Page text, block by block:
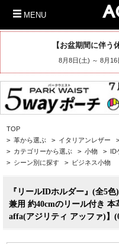
MENU
【お盆期間に伴う
8月8日(土) ～ 8月16
TOP
> 革から選ぶ > イタリアンレザー
> カテゴリーから選ぶ > 小物 >
> シーン別に探す > ビジネス小物
『リールIDホルダー』(全5
兼用 約40cmのリール付き
affa(アジリティ アッファ)】